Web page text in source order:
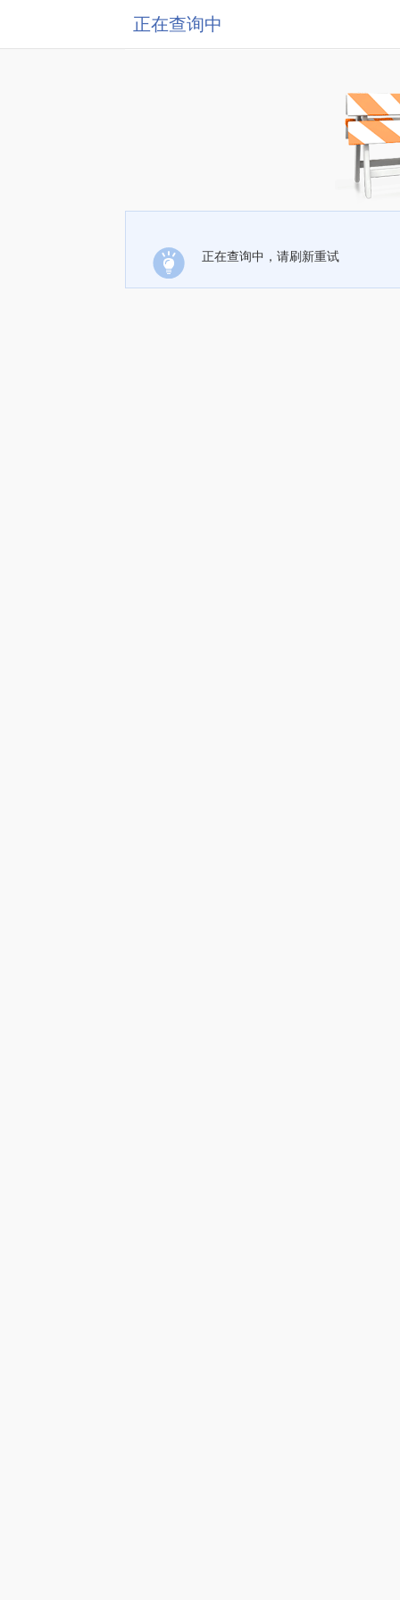
正在查询中
正在查询中，请刷新重试